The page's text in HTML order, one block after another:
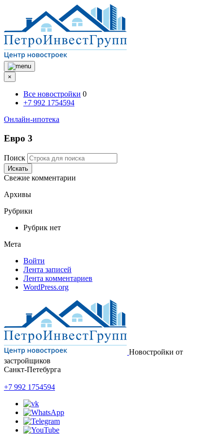
×
Все новостройки 0
+7 992 1754594
Онлайн-ипотека
Евро 3
Поиск
Искать
Свежие комментарии
Архивы
Рубрики
Рубрик нет
Мета
Войти
Лента записей
Лента комментариев
WordPress.org
Новостройки от
застройщиков
Санкт-Петебурга
+7 992 1754594